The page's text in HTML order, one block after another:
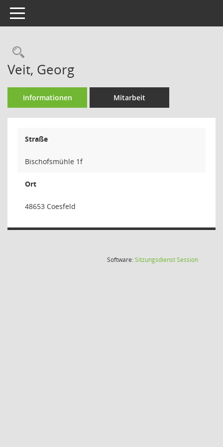
Toggle navigation
Rechercheauswahl
Veit, Georg
Informationen Mitarbeit
Straße
Bischofsmühle 1f
Ort
48653 Coesfeld
Software:SitzungsdienstSession(Wird in